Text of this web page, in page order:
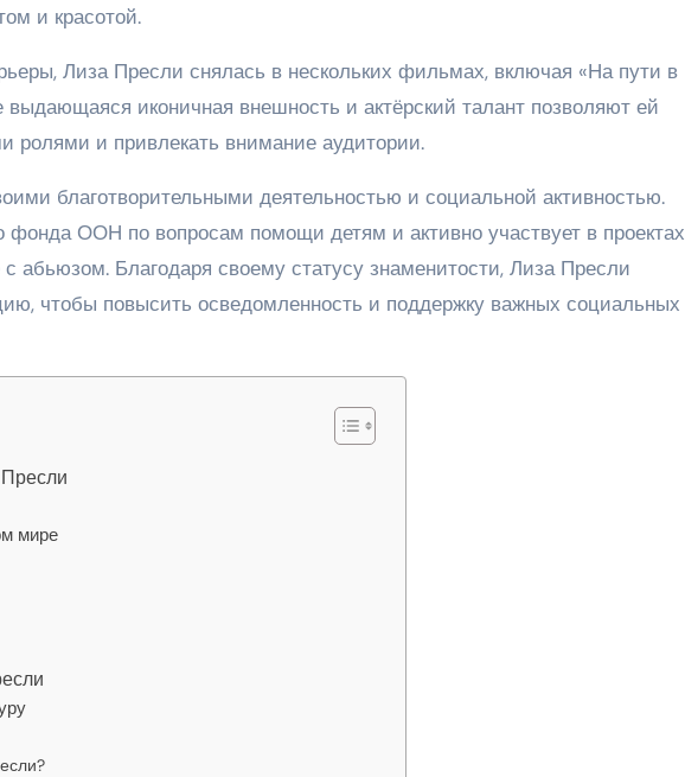
и красотой.
Лиза Пресли снялась в нескольких фильмах, включая «На пути в
иконичная внешность и актёрский талант позволяют ей
ролями и привлекать внимание аудитории.
благотворительными деятельностью и социальной активностью.
фонда ООН по вопросам помощи детям и активно участвует в проектах
абьюзом. Благодаря своему статусу знаменитости, Лиза Пресли
чтобы повысить осведомленность и поддержку важных социальных
мире